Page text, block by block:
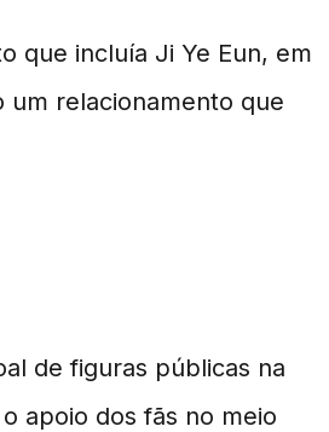
que incluía Ji Ye Eun, em
relacionamento que
de figuras públicas na
apoio dos fãs no meio